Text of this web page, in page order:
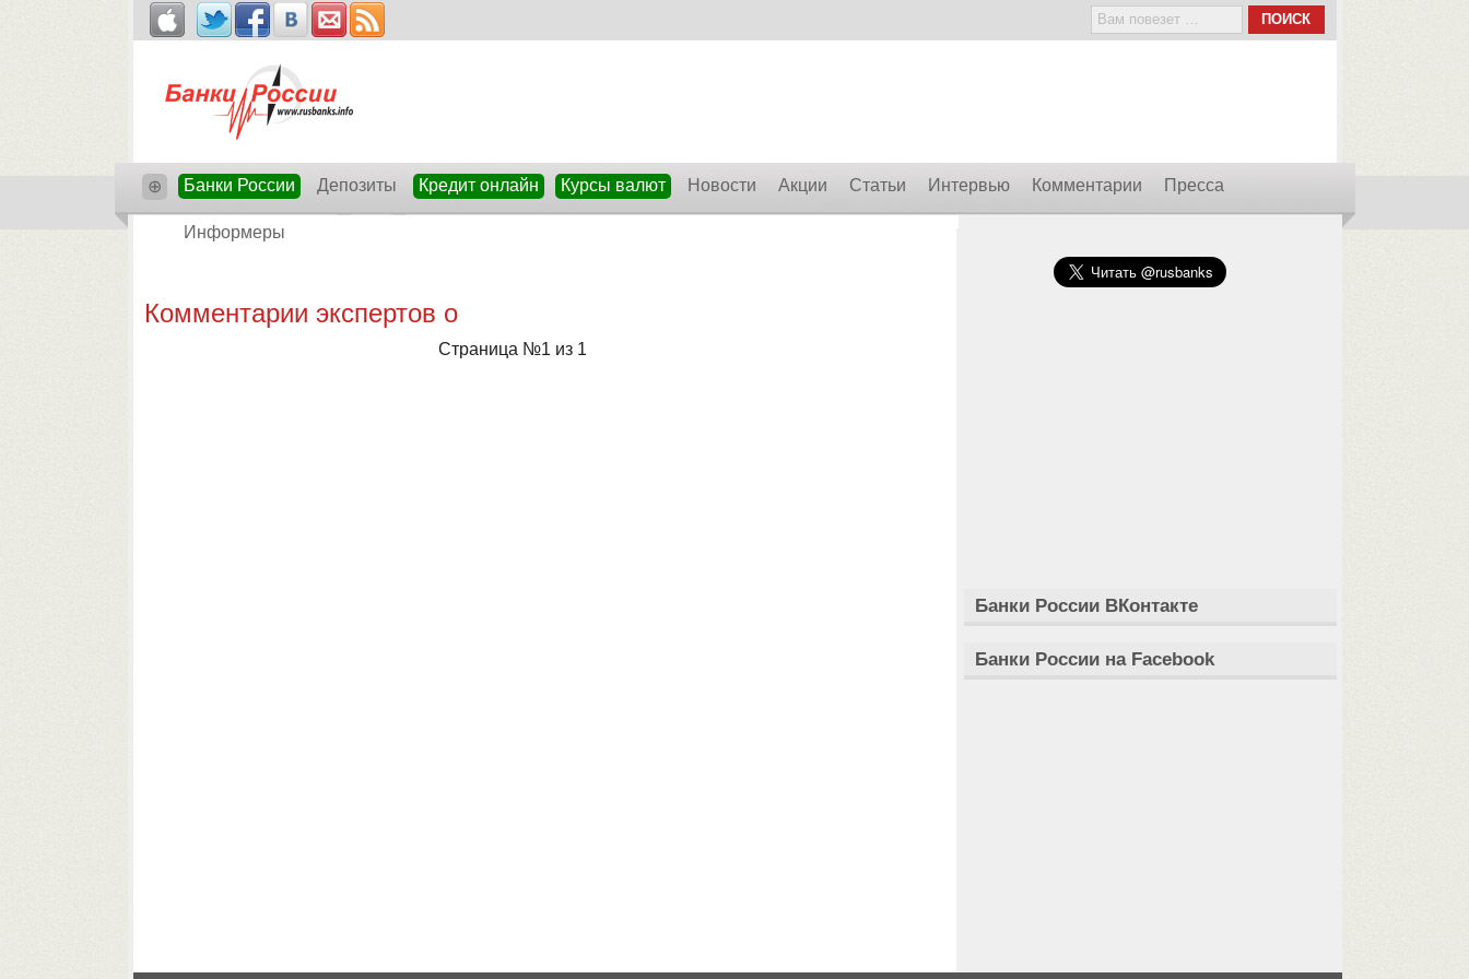
⊕ Банки России Депозиты Кредит онлайн Курсы валют Новости Акции Статьи Интервью Комментарии Пресса
Информеры
Комментарии экспертов о
Страница №1 из 1
Банки России ВКонтакте
Банки России на Facebook